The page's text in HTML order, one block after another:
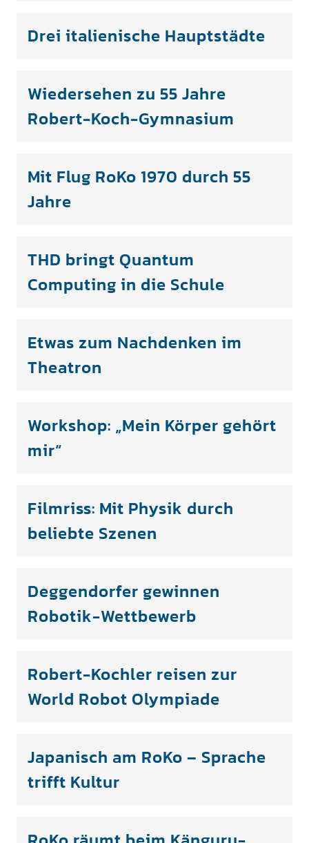
Drei italienische Hauptstädte
Wiedersehen zu 55 Jahre
Robert-Koch-Gymnasium
Mit Flug RoKo 1970 durch 55
Jahre
THD bringt Quantum
Computing in die Schule
Etwas zum Nachdenken im
Theatron
Workshop: „Mein Körper gehört
mir“
Filmriss: Mit Physik durch
beliebte Szenen
Deggendorfer gewinnen
Robotik-Wettbewerb
Robert-Kochler reisen zur
World Robot Olympiade
Japanisch am RoKo – Sprache
trifft Kultur